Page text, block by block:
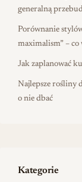
generalną
Porównanie
maximalism” –
Jak zaplanować
Najlepsze rośliny
o nie dbać
Kategorie